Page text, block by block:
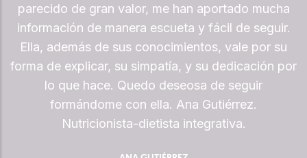
parecido de gran valor, me han aportado mucha
información de manera escueta y fácil de seguir.
Ella, además de sus conocimientos, vale por su
forma de explicar, su simpatía, y su dedicación por
lo que hace. Quedo deseosa de seguir
formándome con ella. Ana Gutiérrez.
Nutricionista-dietista integrativa.